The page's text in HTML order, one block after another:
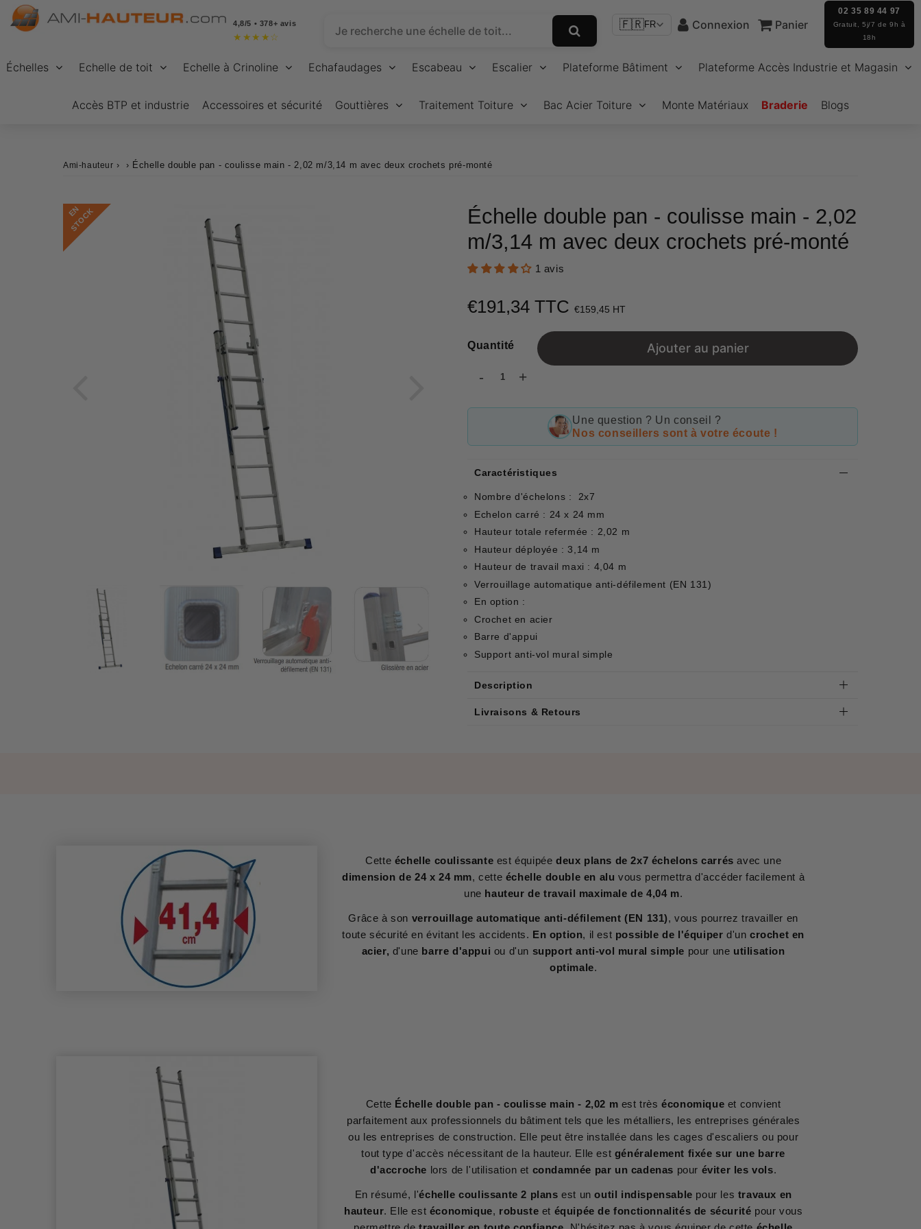
4,8/5 • 378+ avis
★ ★ ★ ★ ☆
🇫🇷FR Connexion Panier
02 35 89 44 97
Gratuit, 5j/7 de 9h à
18h
Échelles Echelle de toit Echelle à Crinoline Echafaudages Escabeau Escalier Plateforme Bâtiment Plateforme Accès Industrie et Magasin
Accès BTP et industrie Accessoires et sécurité Gouttières Traitement Toiture Bac Acier Toiture Monte Matériaux Braderie Blogs
Ami-hauteur › › Échelle double pan - coulisse main - 2,02 m/3,14 m avec deux crochets pré-monté
E
N
S
T
O
C
K
Échelle double pan - coulisse main - 2,02
m/3,14 m avec deux crochets pré-monté
1 avis
€191,34 TTC €159,45 HT
Quantité
- +
Ajouter au panier
Une question ? Un conseil ?
Nos conseillers sont à votre écoute !
Caractéristiques
Nombre d'échelons : 2x7
Echelon carré : 24 x 24 mm
Hauteur totale refermée : 2,02 m
Hauteur déployée : 3,14 m
Hauteur de travail maxi : 4,04 m
Verrouillage automatique anti-défilement (EN 131)
En option :
Crochet en acier
Barre d'appui
Support anti-vol mural simple
Description
Livraisons & Retours
Cette échelle coulissante est équipée deux plans de 2x7 échelons carrés avec une
dimension de 24 x 24 mm, cette échelle double en alu vous permettra d'accéder facilement à
une hauteur de travail maximale de 4,04 m.
Grâce à son verrouillage automatique anti-défilement (EN 131), vous pourrez travailler en
toute sécurité en évitant les accidents. En option, il est possible de l'équiper d'un crochet en
acier, d'une barre d'appui ou d'un support anti-vol mural simple pour une utilisation
optimale.
Cette Échelle double pan - coulisse main - 2,02 m est trèséconomique et convient
parfaitement aux professionnels du bâtiment tels que les métalliers, les entreprises générales
ou les entreprises de construction. Elle peut être installée dans les cages d'escaliers ou pour
tout type d'accès nécessitant de la hauteur. Elle est généralement fixée sur une barre
d'accroche lors de l'utilisation et condamnée par un cadenas pour éviter les vols.
En résumé, l'échelle coulissante 2 plans est un outil indispensable pour les travaux en
hauteur. Elle est économique, robuste et équipée de fonctionnalités de sécurité pour vous